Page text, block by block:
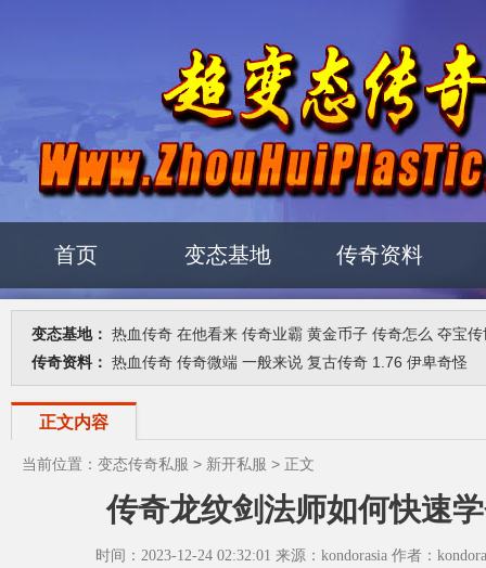
首页 变态基地 传奇资料
变态基地： 热血传奇 在他看来 传奇业霸 黄金币子 传奇怎么 夺宝传
传奇资料： 热血传奇 传奇微端 一般来说 复古传奇 1.76 伊卑奇怪
正文内容
当前位置： 变态传奇私服 > 新开私服 > 正文
传奇龙纹剑法师如何快速
时间：2023-12-24 02:32:01 来源：kondorasia 作者：